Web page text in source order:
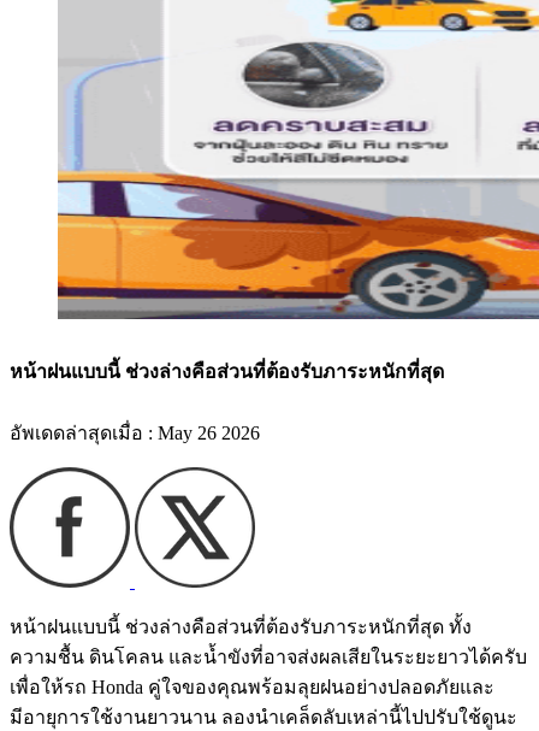
หน้าฝนแบบนี้ ช่วงล่างคือส่วนที่ต้องรับภาระหนักที่สุด
อัพเดดล่าสุดเมื่อ : May 26 2026
หน้าฝนแบบนี้ ช่วงล่างคือส่วนที่ต้องรับภาระหนักที่สุด ทั้ง
ความชื้น ดินโคลน และน้ำขังที่อาจส่งผลเสียในระยะยาวได้ครับ
เพื่อให้รถ Honda คู่ใจของคุณพร้อมลุยฝนอย่างปลอดภัยและ
มีอายุการใช้งานยาวนาน ลองนำเคล็ดลับเหล่านี้ไปปรับใช้ดูนะ